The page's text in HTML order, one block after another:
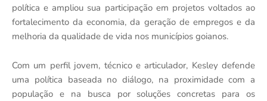
política e ampliou sua participação em projetos voltados ao
fortalecimento da economia, da geração de empregos e da
melhoria da qualidade de vida nos municípios goianos.
Com um perfil jovem, técnico e articulador, Kesley defende
uma política baseada no diálogo, na proximidade com a
população e na busca por soluções concretas para os